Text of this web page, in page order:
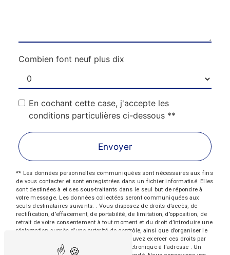
Combien font neuf plus dix
En cochant cette case, j'accepte les
conditions particulières ci-dessous **
Envoyer
** Les données personnelles communiquées sont nécessaires aux fins
de vous contacter et sont enregistrées dans un fichier informatisé. Elles
sont destinées à et ses sous-traitants dans le seul but de répondre à
votre message. Les données collectées seront communiquées aux
seuls destinataires suivants: . Vous disposez de droits d’accès, de
rectification, d’effacement, de portabilité, de limitation, d’opposition, de
retrait de votre consentement à tout moment et du droit d’introduire une
réclamation auprès d’une autorité de contrôle, ainsi que d’organiser le
sort de vos données post-mortem. Vous pouvez exercer ces droits par
voie postale à l'adresse ou par courrier électronique à l'adresse . Un